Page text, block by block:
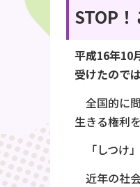
STOP
平成16年10
受けたので
全国的に
生きる権利
「しつけ
近年の社